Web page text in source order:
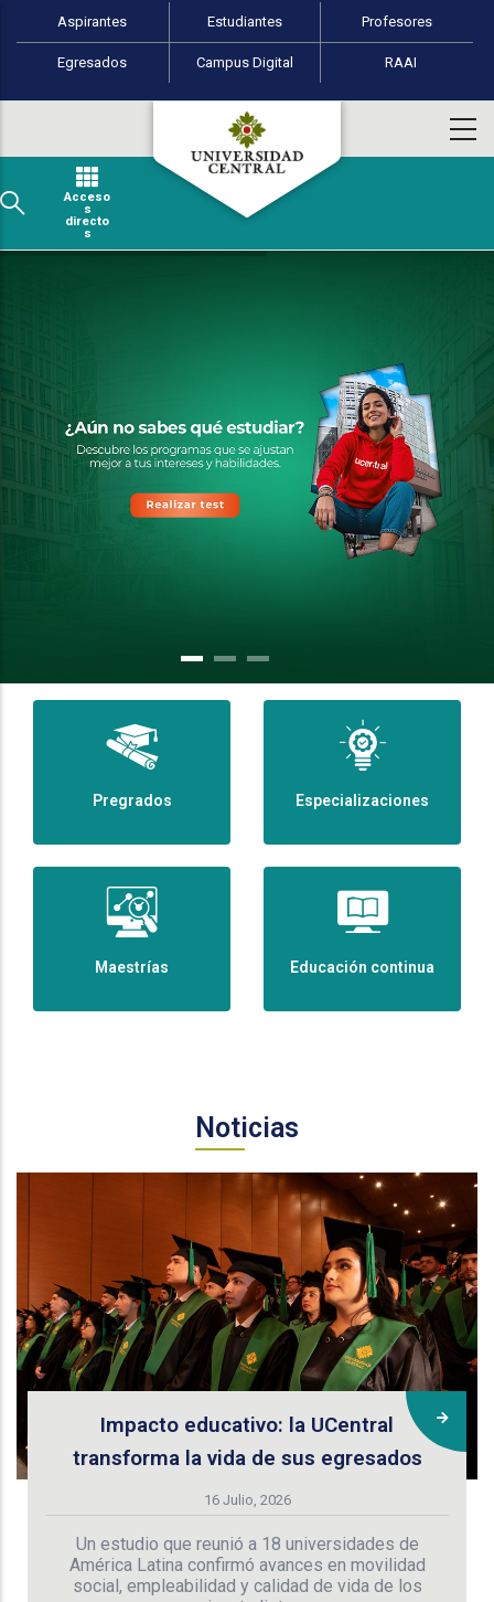
Pasar al contenido principal
Perfiles de usuario
Aspirantes Estudiantes Profesores
Egresados Campus Digital RAAI
Acceso
s
directo
s
Pregrados Especializaciones
Maestrías Educación continua
Noticias
Impacto educativo: la UCentral
transforma la vida de sus egresados
16 Julio, 2026
Un estudio que reunió a 18 universidades de
América Latina confirmó avances en movilidad
social, empleabilidad y calidad de vida de los